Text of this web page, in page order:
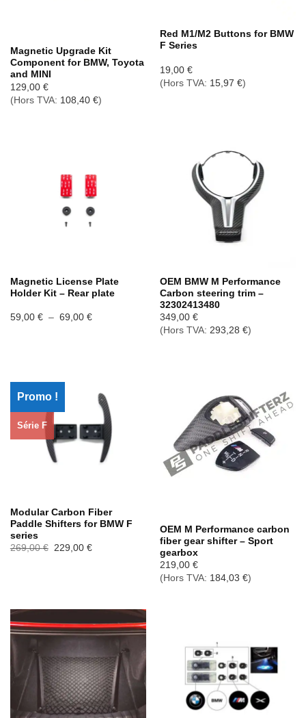
Magnetic Upgrade Kit
Component for BMW, Toyota
and MINI
129,00 €
(Hors TVA: 108,40 €)
Red M1/M2 Buttons for BMW
F Series
19,00 €
(Hors TVA: 15,97 €)
Magnetic License Plate
Holder Kit – Rear plate
59,00 € – 69,00 €Plage
OEM BMW M Performance
Carbon steering trim –
32302413480
349,00 €
(Hors TVA: 293,28 €)
Promo !
Série F
Modular Carbon Fiber
Paddle Shifters for BMW F
series
269,00€
Le
229,00 €Le
OEM M Performance carbon
fiber gear shifter – Sport
gearbox
219,00 €
(Hors TVA: 184,03 €)